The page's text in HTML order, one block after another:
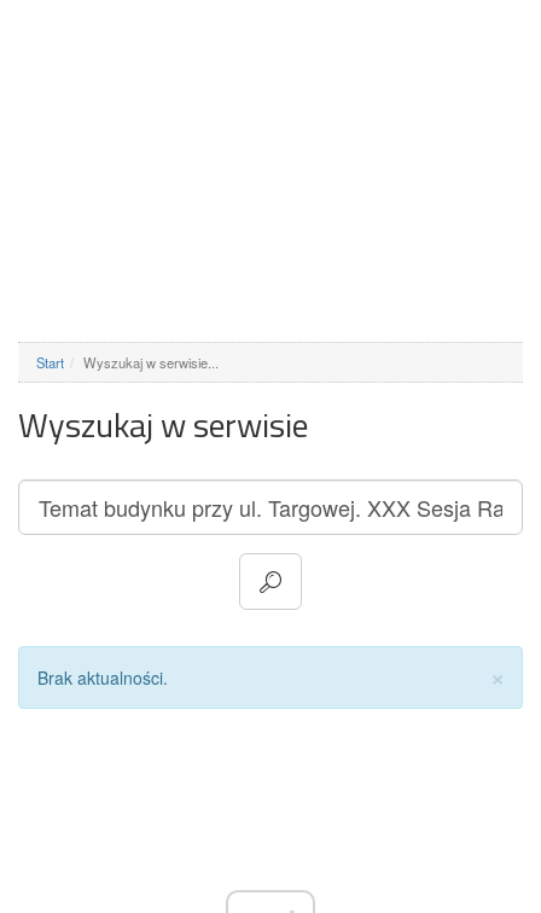
Start Wyszukaj w serwisie...
Wyszukaj w serwisie
×
Brak aktualności.